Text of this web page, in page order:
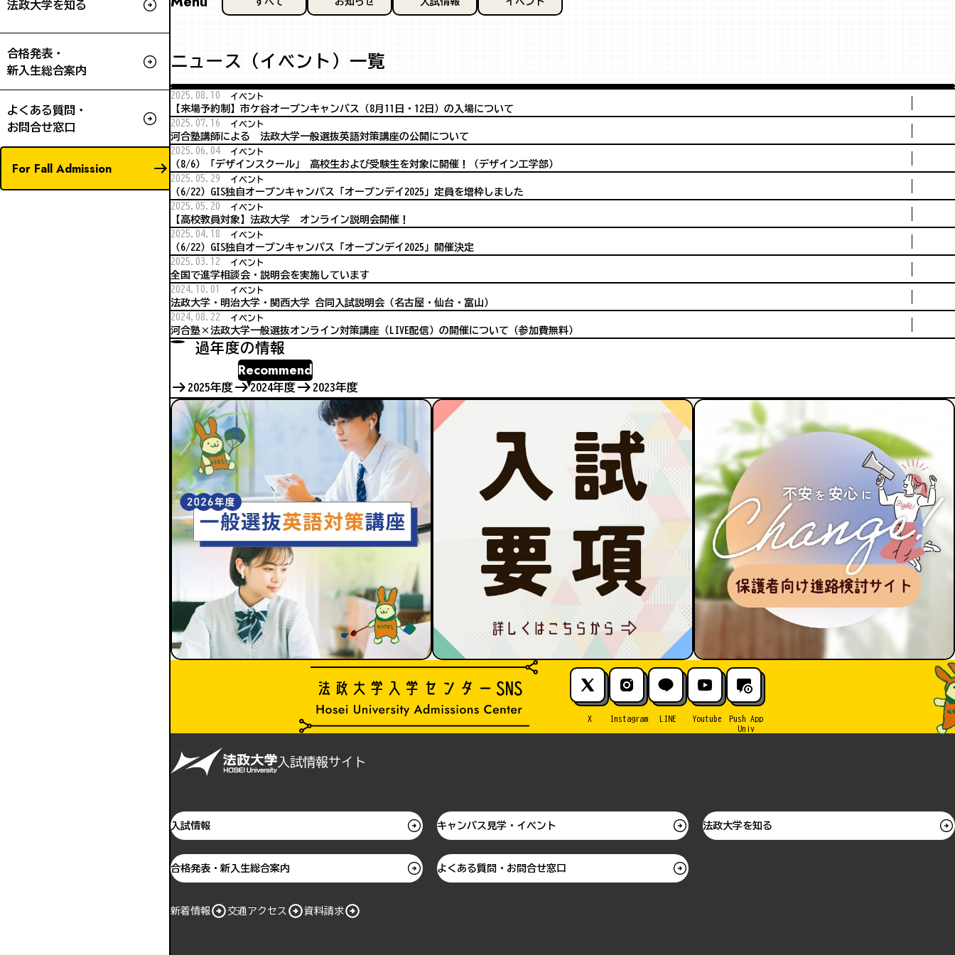
ニュース（イベント）一覧
【来場予約制】市ケ谷オープンキャンパス（8月11日・12日）の入場について
2025.08.10 イベント
河合塾講師による 法政大学一般選抜英語対策講座の公開について
2025.07.16 イベント
（8/6）「デザインスクール」 高校生および受験生を対象に開催！（デザイン工学部）
2025.06.04 イベント
（6/22）GIS独自オープンキャンパス「オープンデイ2025」定員を増枠しました
2025.05.29 イベント
【高校教員対象】法政大学 オンライン説明会開催！
2025.05.20 イベント
（6/22）GIS独自オープンキャンパス「オープンデイ2025」開催決定
2025.04.18 イベント
全国で進学相談会・説明会を実施しています
2025.03.12 イベント
法政大学・明治大学・関西大学 合同入試説明会（名古屋・仙台・富山）
2024.10.01 イベント
河合塾×法政大学一般選抜オンライン対策講座（LIVE配信）の開催について（参加費無料）
2024.08.22 イベント
過年度の情報
2025年度 2024年度 2023年度
Recommend
X Instagram LINE Youtube
Push App
Univ
入試情報サイト
入試情報 キャンパス見学・イベント 法政大学を知る
合格発表・新入生総合案内 よくある質問・お問合せ窓口
新着情報 交通アクセス 資料請求
法政大学を知る
合格発表・
新入生総合案内
よくある質問・
お問合せ窓口
For Fall Admission